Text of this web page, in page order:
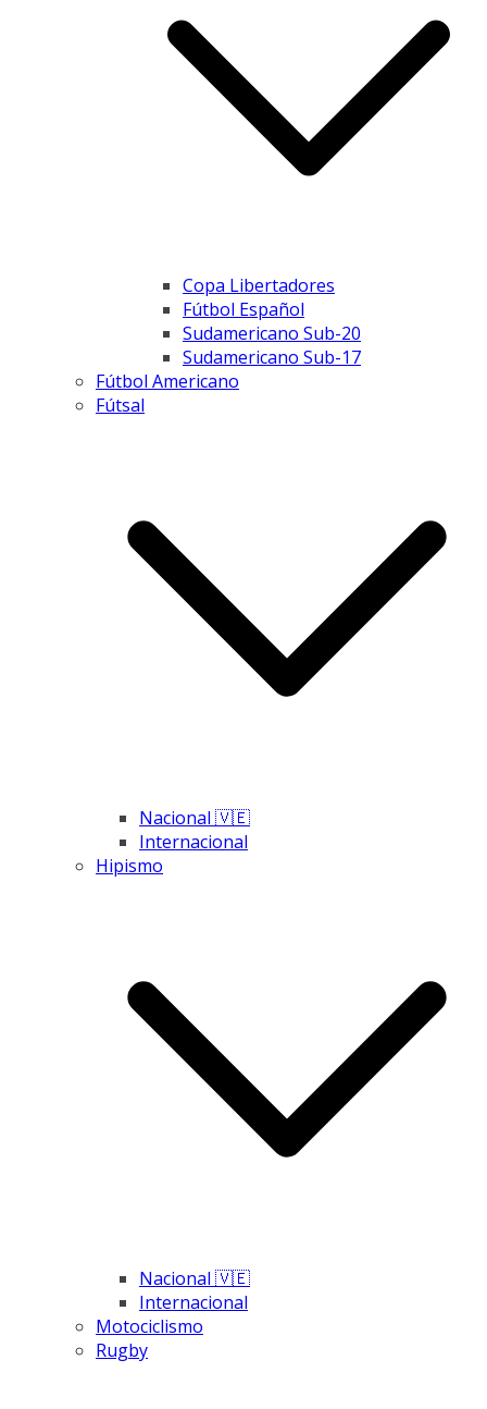
Copa Libertadores
Fútbol Español
Sudamericano Sub-20
Sudamericano Sub-17
Fútbol Americano
Fútsal
Nacional 🇻🇪
Internacional
Hipismo
Nacional 🇻🇪
Internacional
Motociclismo
Rugby